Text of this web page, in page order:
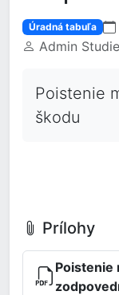
Úradná tabuľa
Admin
Poistenie
škodu
Prílohy
Poistenie